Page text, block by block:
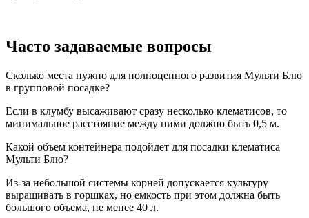
Часто задаваемые вопросы
Сколько места нужно для полноценного развития Мульти Блю
в групповой посадке?
Если в клумбу высаживают сразу несколько клематисов, то
минимальное расстояние между ними должно быть 0,5 м.
Какой объем контейнера подойдет для посадки клематиса
Мульти Блю?
Из-за небольшой системы корней допускается культуру
выращивать в горшках, но емкость при этом должна быть
большого объема, не менее 40 л.